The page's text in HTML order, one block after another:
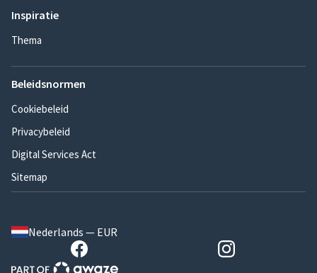
Inspiratie
Thema
Beleidsnormen
Cookiebeleid
Privacybeleid
Digital Services Act
Sitemap
Nederlands — EUR